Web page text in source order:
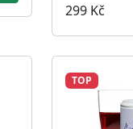
299 Kč
TOP